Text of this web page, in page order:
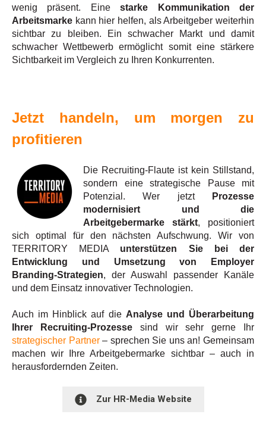
wenig präsent. Einestarke Kommunikation der
Arbeitsmarke kann hier helfen, als Arbeitgeber weiterhin
sichtbar zu bleiben. Ein schwacher Markt und damit
schwacher Wettbewerb ermöglicht somit eine stärkere
Sichtbarkeit im Vergleich zu Ihren Konkurrenten.
Jetzt handeln, um morgen zu
profitieren
Die Recruiting-Flaute ist kein Stillstand,
sondern eine strategische Pause mit
Potenzial . Wer jetzt
Prozesse
modernisiert und die
Arbeitgebermarke stärkt, positioniert
sich optimal für den nächsten Aufschwung. Wir von
TERRITORY MEDIA unterstützen Sie bei der
Entwicklung und Umsetzung von Employer
Branding-Strategien, der Auswahl passender Kanäle
und dem Einsatz innovativer Technologien.
Auch im Hinblick auf die Analyse und Überarbeitung
Ihrer Recruiting-Prozessesind wir sehr gerne Ihr
strategischer Partner – sprechen Sie uns an! Gemeinsam
machen wir Ihre Arbeitgebermarke sichtbar – auch in
herausfordernden Zeiten.
Zur HR-Media Website